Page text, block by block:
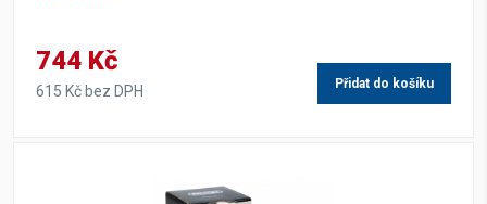
744 Kč
615 Kč bez DPH Přidat do košíku